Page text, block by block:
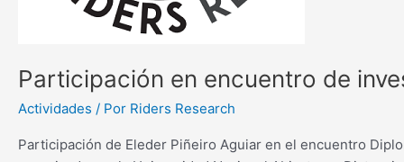
Participación en encuentro de
Actividades / Por Riders Research
Participación de Eleder Piñeiro Aguiar en el encuentro